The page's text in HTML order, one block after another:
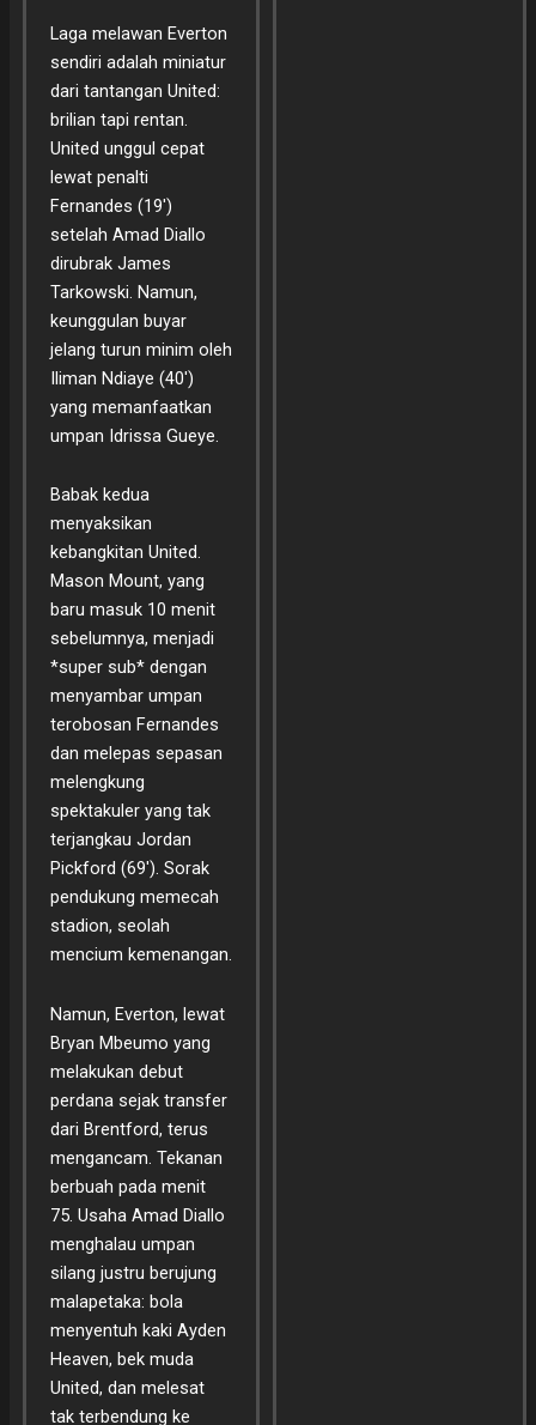
Laga melawan Everton
sendiri adalah miniatur
dari tantangan United:
brilian tapi rentan.
United unggul cepat
lewat penalti
Fernandes (19′)
setelah Amad Diallo
dirubrak James
Tarkowski. Namun,
keunggulan buyar
jelang turun minim oleh
Iliman Ndiaye (40′)
yang memanfaatkan
umpan Idrissa Gueye.
Babak kedua
menyaksikan
kebangkitan United.
Mason Mount, yang
baru masuk 10 menit
sebelumnya, menjadi
*super sub* dengan
menyambar umpan
terobosan Fernandes
dan melepas sepasan
melengkung
spektakuler yang tak
terjangkau Jordan
Pickford (69′). Sorak
pendukung memecah
stadion, seolah
mencium kemenangan.
Namun, Everton, lewat
Bryan Mbeumo yang
melakukan debut
perdana sejak transfer
dari Brentford, terus
mengancam. Tekanan
berbuah pada menit
75. Usaha Amad Diallo
menghalau umpan
silang justru berujung
malapetaka: bola
menyentuh kaki Ayden
Heaven, bek muda
United, dan melesat
tak terbendung ke